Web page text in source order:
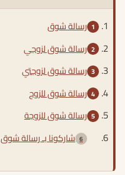
رسالة شوق
رسالة شوق لزوجي
رسالة شوق لزوجتي
رسالة شوق للزوج
رسالة شوق للزوجة
شاركونا بـ رسالة شوق